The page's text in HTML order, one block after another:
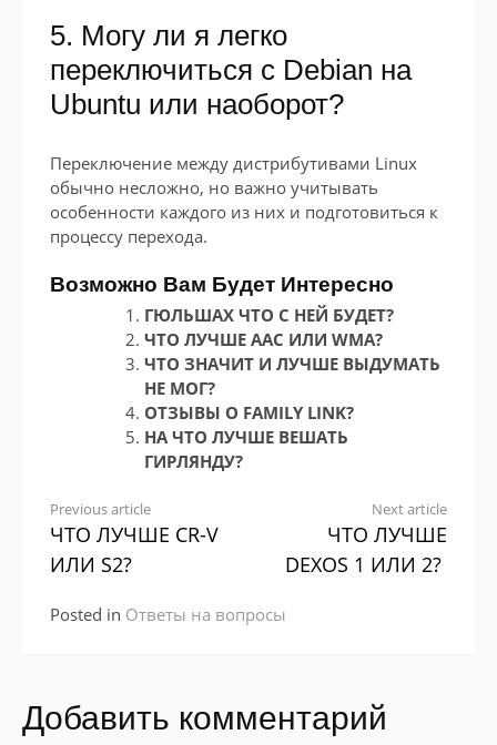
5. Могу ли я легко
переключиться с Debian на
Ubuntu или наоборот?
Переключение между дистрибутивами Linux
обычно несложно, но важно учитывать
особенности каждого из них и подготовиться к
процессу перехода.
Возможно Вам Будет Интересно
ГЮЛЬШАХ ЧТО С НЕЙ БУДЕТ?
ЧТО ЛУЧШЕ AAC ИЛИ WMA?
ЧТО ЗНАЧИТ И ЛУЧШЕ ВЫДУМАТЬ
НЕ МОГ?
ОТЗЫВЫ О FAMILY LINK?
НА ЧТО ЛУЧШЕ ВЕШАТЬ
ГИРЛЯНДУ?
Continue
Reading
Previous article
ЧТО ЛУЧШЕ CR-V
ИЛИ S2?
Next article
ЧТО ЛУЧШЕ
DEXOS 1 ИЛИ 2?
Posted in Ответы на вопросы
Добавить комментарий